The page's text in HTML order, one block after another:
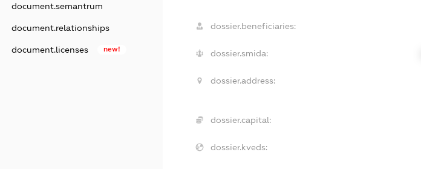
document.semantrum
document.relationships
document.licenses new!
dossier.beneficiaries:
dossier.smida:
dossier.address:
dossier.capital:
dossier.kveds: